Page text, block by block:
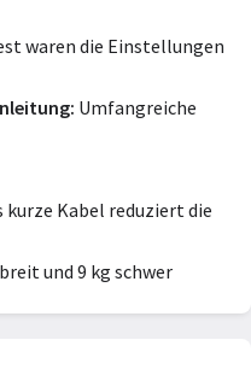
waren die Einstellungen
Umfangreiche
kurze Kabel reduziert die
und 9 kg schwer